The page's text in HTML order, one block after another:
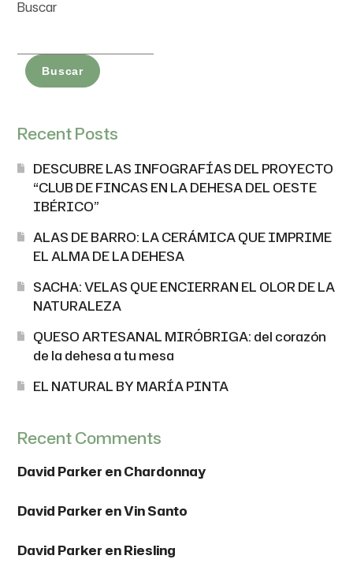
Buscar
Buscar
Recent Posts
DESCUBRE LAS INFOGRAFÍAS DEL PROYECTO
“CLUB DE FINCAS EN LA DEHESA DEL OESTE
IBÉRICO”
ALAS DE BARRO: LA CERÁMICA QUE IMPRIME
EL ALMA DE LA DEHESA
SACHA: VELAS QUE ENCIERRAN EL OLOR DE LA
NATURALEZA
QUESO ARTESANAL MIRÓBRIGA: del corazón
de la dehesa a tu mesa
EL NATURAL BY MARÍA PINTA
Recent Comments
David Parker enChardonnay
David Parker enVin Santo
David Parker enRiesling